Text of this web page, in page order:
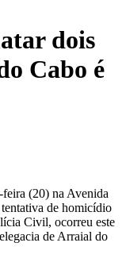
dois
Cabo é
(20) na Avenida
de homicídio
Civil, ocorreu este
de Arraial do